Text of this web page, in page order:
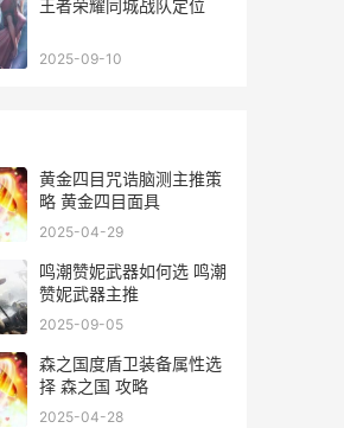
王者荣耀同城战队定位
2025-09-10
黄金四目咒诰脑测主推策
略 黄金四目面具
2025-04-29
鸣潮赞妮武器如何选 鸣潮
赞妮武器主推
2025-09-05
森之国度盾卫装备属性选
择 森之国 攻略
2025-04-28